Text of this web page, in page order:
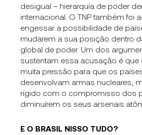
desigual – hierarquia de poder
internacional. O TNP também foi
engessar a possibilidade de
mudarem a sua posição dentro
global de poder. Um dos
sustentam essa acusação é que
muita pressão para que os
desenvolvam armas nucleares,
rígido com o compromisso dos
diminuírem os seus arsenais
E O BRASIL NISSO TUDO?